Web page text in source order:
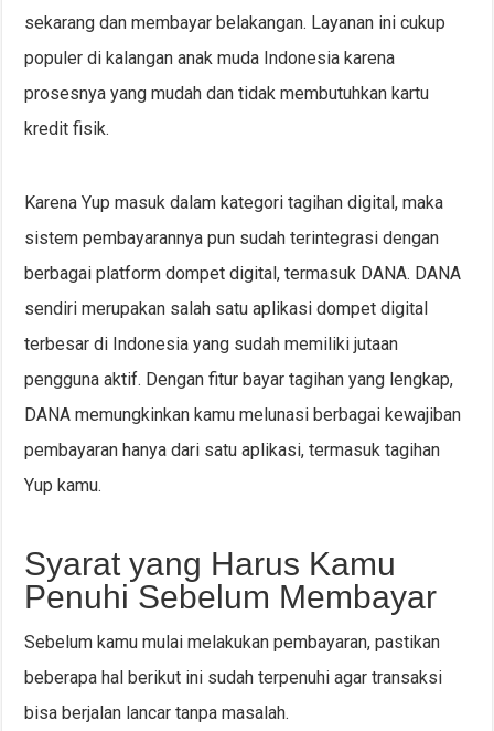
sekarang dan membayar belakangan. Layanan ini cukup
populer di kalangan anak muda Indonesia karena
prosesnya yang mudah dan tidak membutuhkan kartu
kredit fisik.
Karena Yup masuk dalam kategori tagihan digital, maka
sistem pembayarannya pun sudah terintegrasi dengan
berbagai platform dompet digital, termasuk DANA. DANA
sendiri merupakan salah satu aplikasi dompet digital
terbesar di Indonesia yang sudah memiliki jutaan
pengguna aktif. Dengan fitur bayar tagihan yang lengkap,
DANA memungkinkan kamu melunasi berbagai kewajiban
pembayaran hanya dari satu aplikasi, termasuk tagihan
Yup kamu.
Syarat yang Harus Kamu
Penuhi Sebelum Membayar
Sebelum kamu mulai melakukan pembayaran, pastikan
beberapa hal berikut ini sudah terpenuhi agar transaksi
bisa berjalan lancar tanpa masalah.